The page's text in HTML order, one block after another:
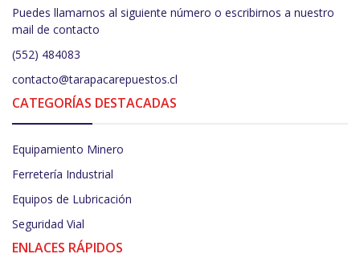
Puedes llamarnos al siguiente número o escribirnos a nuestro
mail de contacto
(552) 484083
contacto@tarapacarepuestos.cl
CATEGORÍAS DESTACADAS
Equipamiento Minero
Ferretería Industrial
Equipos de Lubricación
Seguridad Vial
ENLACES RÁPIDOS